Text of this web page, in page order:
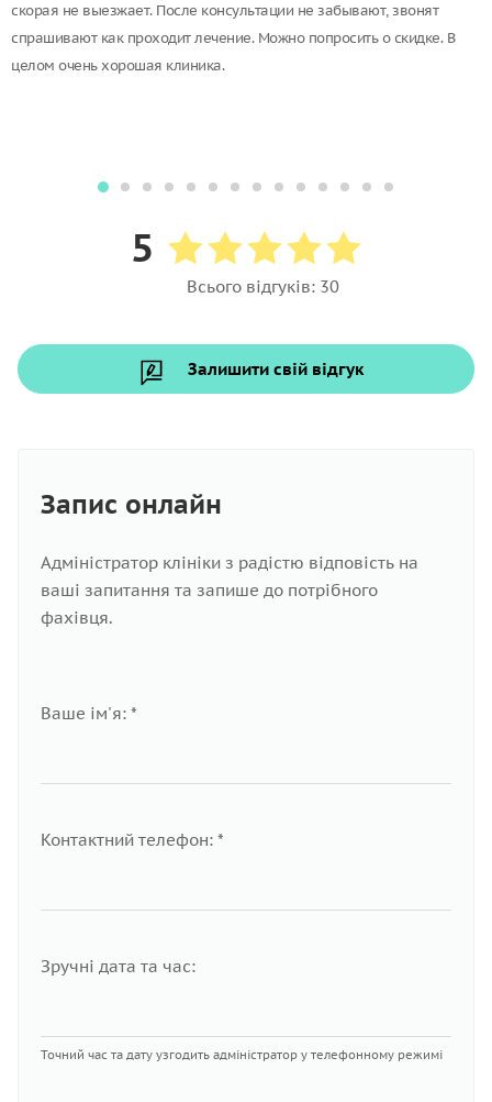
скорая не выезжает. После консультации не забывают, звонят
спрашивают как проходит лечение. Можно попросить о скидке. В
целом очень хорошая клиника.
5
Всього відгуків: 30
Залишити свій відгук
Запис онлайн
Адміністратор клініки з радістю відповість на
ваші запитання та запише до потрібного
фахівця.
Ваше ім'я: *
Контактний телефон: *
Зручні дата та час:
Точний час та дату узгодить адміністратор у телефонному режимі